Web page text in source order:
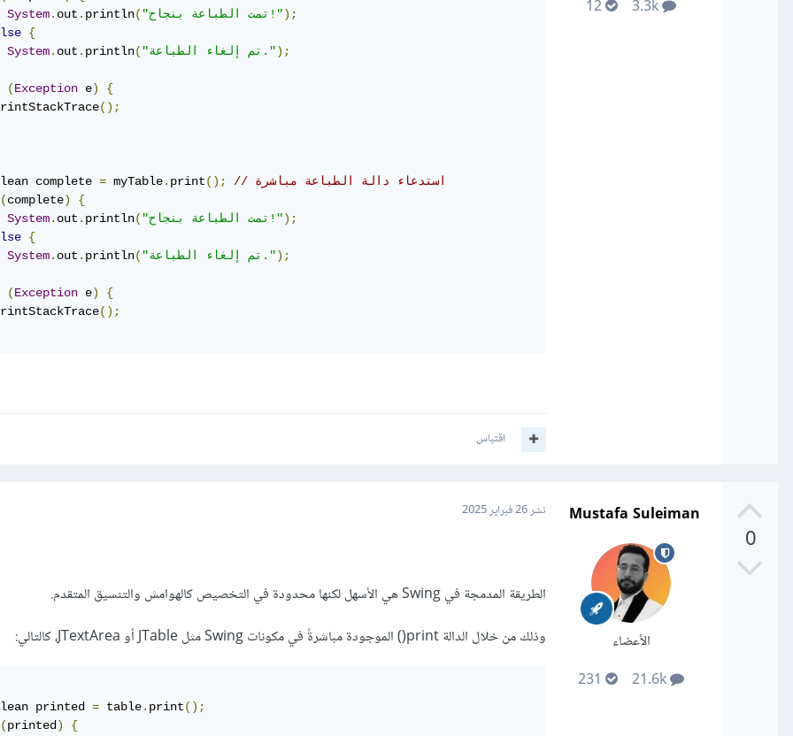
System. out . println( "تمت الطباعة بنجاح!");
{
System. out . println( "تم إلغاء الطباعة.");
(Exception e)
{
();
complete
= myTable. print();
// استدعاء دالة الطباعة مباشرة
(complete)
{
System. out . println( "تمت الطباعة بنجاح!");
{
System. out . println( "تم إلغاء الطباعة.");
(Exception e)
{
();
اقتباس
0
Mustafa Suleiman
الأعضاء
نشر26 فبراير 2025
الطريقة المدمجة في Swing هي الأسهل لكنها محدودة في التخصيص كالهوامش والتنسيق المتقدم.
وذلك من خلال الدالة print() الموجودة مباشرةً في مكونات Swing مثل JTable أو JTextArea، كالتالي:
printed
= table. print();
(printed ) {